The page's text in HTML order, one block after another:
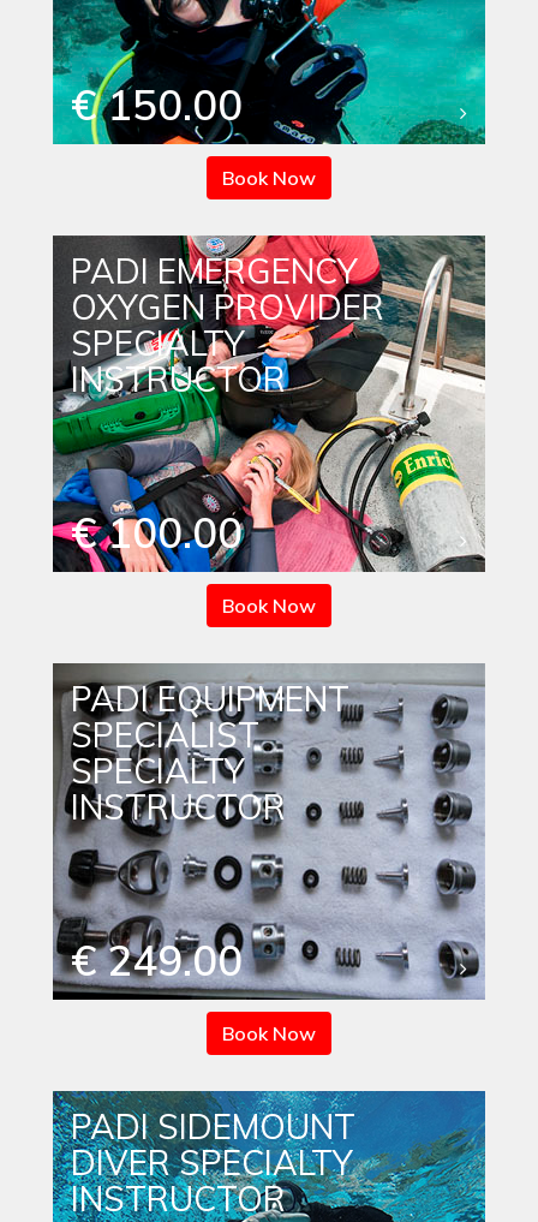
€ 150.00
Book Now
PADI EMERGENCY
OXYGEN PROVIDER
SPECIALTY
INSTRUCTOR
€ 100.00
Book Now
PADI EQUIPMENT
SPECIALIST
SPECIALTY
INSTRUCTOR
€ 249.00
Book Now
PADI SIDEMOUNT
DIVER SPECIALTY
INSTRUCTOR